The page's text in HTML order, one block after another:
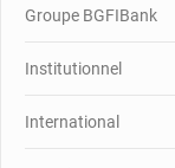
Groupe BGFIBank
Institutionnel
International